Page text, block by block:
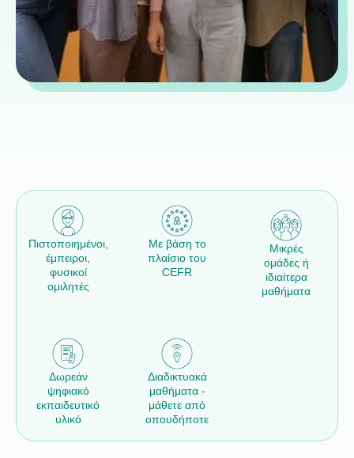
Πιστοποιημένοι,
έμπειροι,
φυσικοί
ομιλητές
Με βάση το
πλαίσιο του
CEFR
Μικρές
ομάδες ή
ιδιαίτερα
μαθήματα
Δωρεάν
ψηφιακό
εκπαιδευτικό
υλικό
Διαδικτυακά
μαθήματα -
μάθετε από
οπουδήποτε